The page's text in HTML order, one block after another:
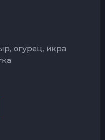
огурец, икра